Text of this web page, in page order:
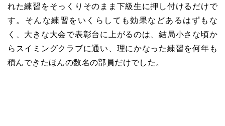
れた練習をそっくりそのまま下級生に押し付けるだけで
す。そんな練習をいくらしても効果などあるはずもな
く、大きな大会で表彰台に上がるのは、結局小さな頃か
らスイミングクラブに通い、理にかなった練習を何年も
積んできたほんの数名の部員だけでした。